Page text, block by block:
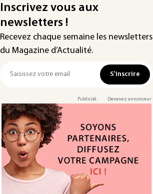
Inscrivez vous aux
newsletters !
Recevez chaque semaine les newsletters
du Magazine d’Actualité.
S'inscrire
Publicité Devenez annonceur